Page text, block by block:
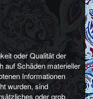
oder Qualität der
auf Schäden materieller
Informationen
wurden, sind
oder grob